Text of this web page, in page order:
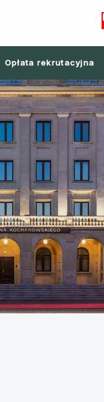
Opłata rekrutacyjna